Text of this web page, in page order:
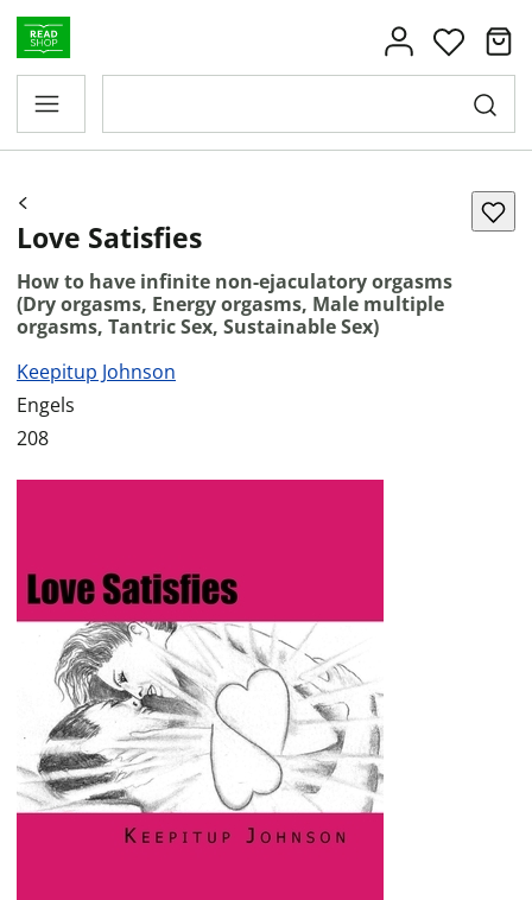
Love Satisfies
How to have infinite non-ejaculatory orgasms
(Dry orgasms, Energy orgasms, Male multiple
orgasms, Tantric Sex, Sustainable Sex)
Keepitup Johnson
Engels
208